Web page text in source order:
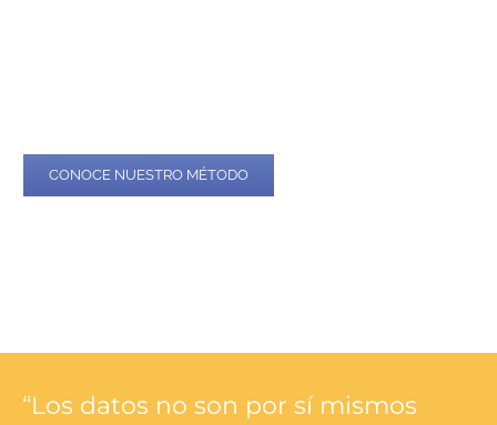
CONOCE NUESTRO MÉTODO
“Los datos no son por sí mismos